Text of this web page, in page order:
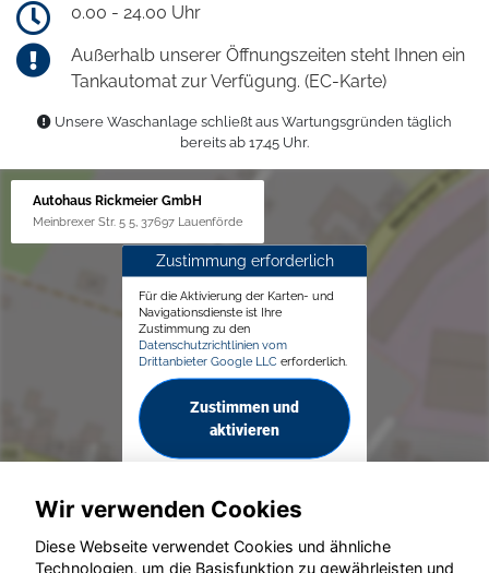
0.00 - 24.00 Uhr
Außerhalb unserer Öffnungszeiten steht Ihnen ein
Tankautomat zur Verfügung. (EC-Karte)
Unsere Waschanlage schließt aus Wartungsgründen täglich
bereits ab 17.45 Uhr.
Autohaus Rickmeier GmbH
Meinbrexer Str. 5 5, 37697 Lauenförde
Zustimmung erforderlich
Für die Aktivierung der Karten- und
Navigationsdienste ist Ihre
Zustimmung zu den
Datenschutzrichtlinien vom
Drittanbieter Google LLC erforderlich.
Zustimmen und
aktivieren
Wir verwenden Cookies
Diese Webseite verwendet Cookies und ähnliche
Technologien, um die Basisfunktion zu gewährleisten und